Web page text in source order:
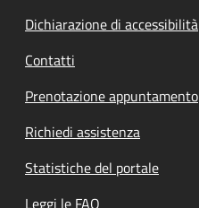
Dichiarazione di accessibilità
Contatti
Prenotazione appuntamento
Richiedi assistenza
Statistiche del portale
Leggi le FAQ